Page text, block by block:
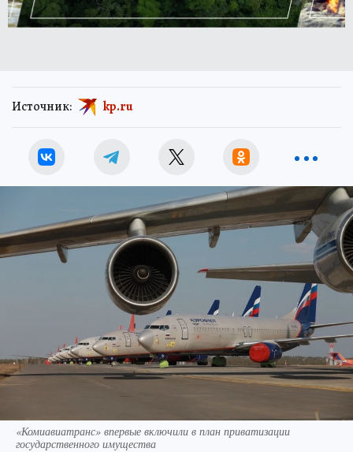
Источник: kp.ru
«Комиавиатранс» впервые включили в план приватизации
государственного имущества